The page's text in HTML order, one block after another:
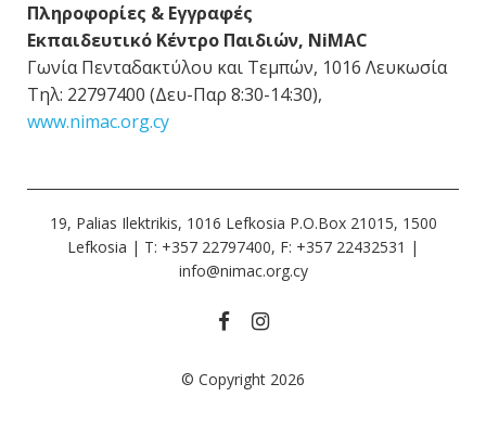
Πληροφορίες & Εγγραφές
Εκπαιδευτικό Κέντρο Παιδιών, NiMAC
Γωνία Πενταδακτύλου και Τεμπών, 1016 Λευκωσία
Τηλ: 22797400 (Δευ-Παρ 8:30-14:30),
www.nimac.org.cy
19, Palias Ilektrikis, 1016 Lefkosia P.O.Box 21015, 1500
Lefkosia | Τ: +357 22797400, F: +357 22432531 |
info@nimac.org.cy
© Copyright 2026